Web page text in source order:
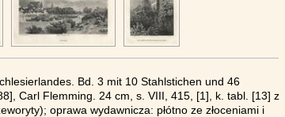
Bd. 3 mit 10 Stahlstichen und 46
Carl Flemming. 24 cm, s. VIII, 415, [1], k. tabl. [13] z
oprawa wydawnicza: płótno ze złoceniami i